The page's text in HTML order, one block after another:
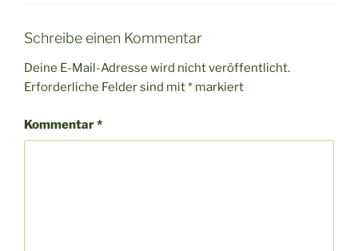
Schreibe einen Kommentar
Deine E-Mail-Adresse wird nicht veröffentlicht.
Erforderliche Felder sind mit* markiert
Kommentar*